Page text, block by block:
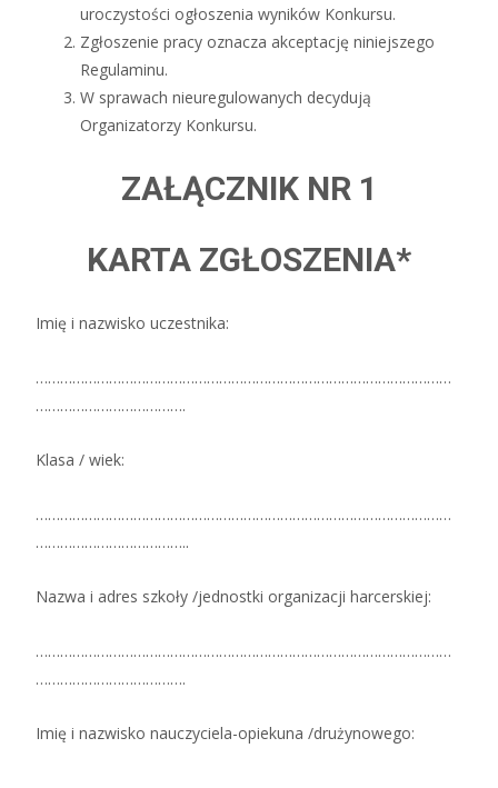
uroczystości ogłoszenia wyników Konkursu.
Zgłoszenie pracy oznacza akceptację niniejszego
Regulaminu.
W sprawach nieuregulowanych decydują
Organizatorzy Konkursu.
ZAŁĄCZNIK NR 1
KARTA ZGŁOSZENIA*
Imię i nazwisko uczestnika:
…………………………………………………………………………………………
……………………………….
Klasa / wiek:
…………………………………………………………………………………………
………………………………..
Nazwa i adres szkoły /jednostki organizacji harcerskiej:
…………………………………………………………………………………………
……………………………….
Imię i nazwisko nauczyciela-opiekuna /drużynowego: